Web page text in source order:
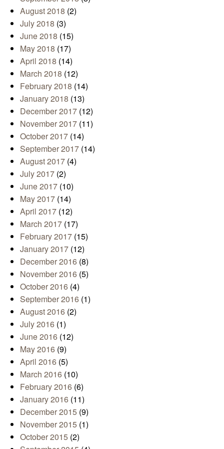
August 2018 (2)
July 2018 (3)
June 2018 (15)
May 2018 (17)
April 2018 (14)
March 2018 (12)
February 2018 (14)
January 2018 (13)
December 2017 (12)
November 2017 (11)
October 2017 (14)
September 2017 (14)
August 2017 (4)
July 2017 (2)
June 2017 (10)
May 2017 (14)
April 2017 (12)
March 2017 (17)
February 2017 (15)
January 2017 (12)
December 2016 (8)
November 2016 (5)
October 2016 (4)
September 2016 (1)
August 2016 (2)
July 2016 (1)
June 2016 (12)
May 2016 (9)
April 2016 (5)
March 2016 (10)
February 2016 (6)
January 2016 (11)
December 2015 (9)
November 2015 (1)
October 2015 (2)